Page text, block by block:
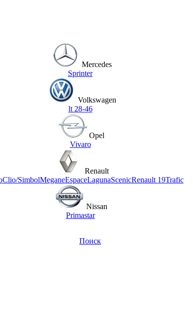
Mercedes
Sprinter
Volkswagen
lt 28-46
Opel
Vivaro
Renault
Clio/SimbolMeganeEspaceLagunaScenicRenault 19Trafic
Nissan
Primastar
Поиск